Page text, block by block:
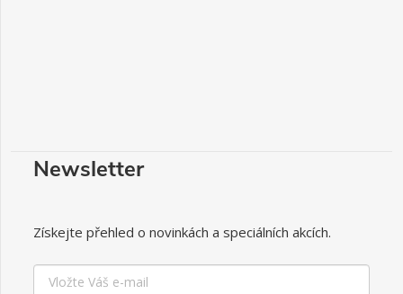
Newsletter
Získejte přehled o novinkách a speciálních akcích.